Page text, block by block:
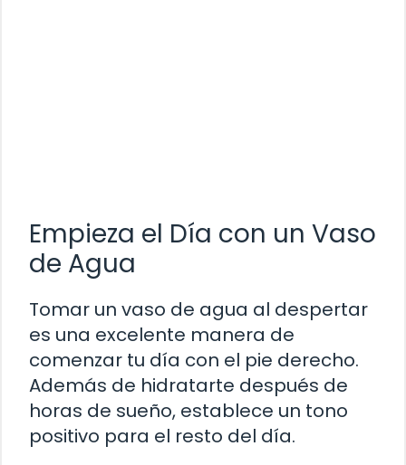
Empieza el Día con un Vaso
de Agua
Tomar un vaso de agua al despertar
es una excelente manera de
comenzar tu día con el pie derecho.
Además de hidratarte después de
horas de sueño, establece un tono
positivo para el resto del día.